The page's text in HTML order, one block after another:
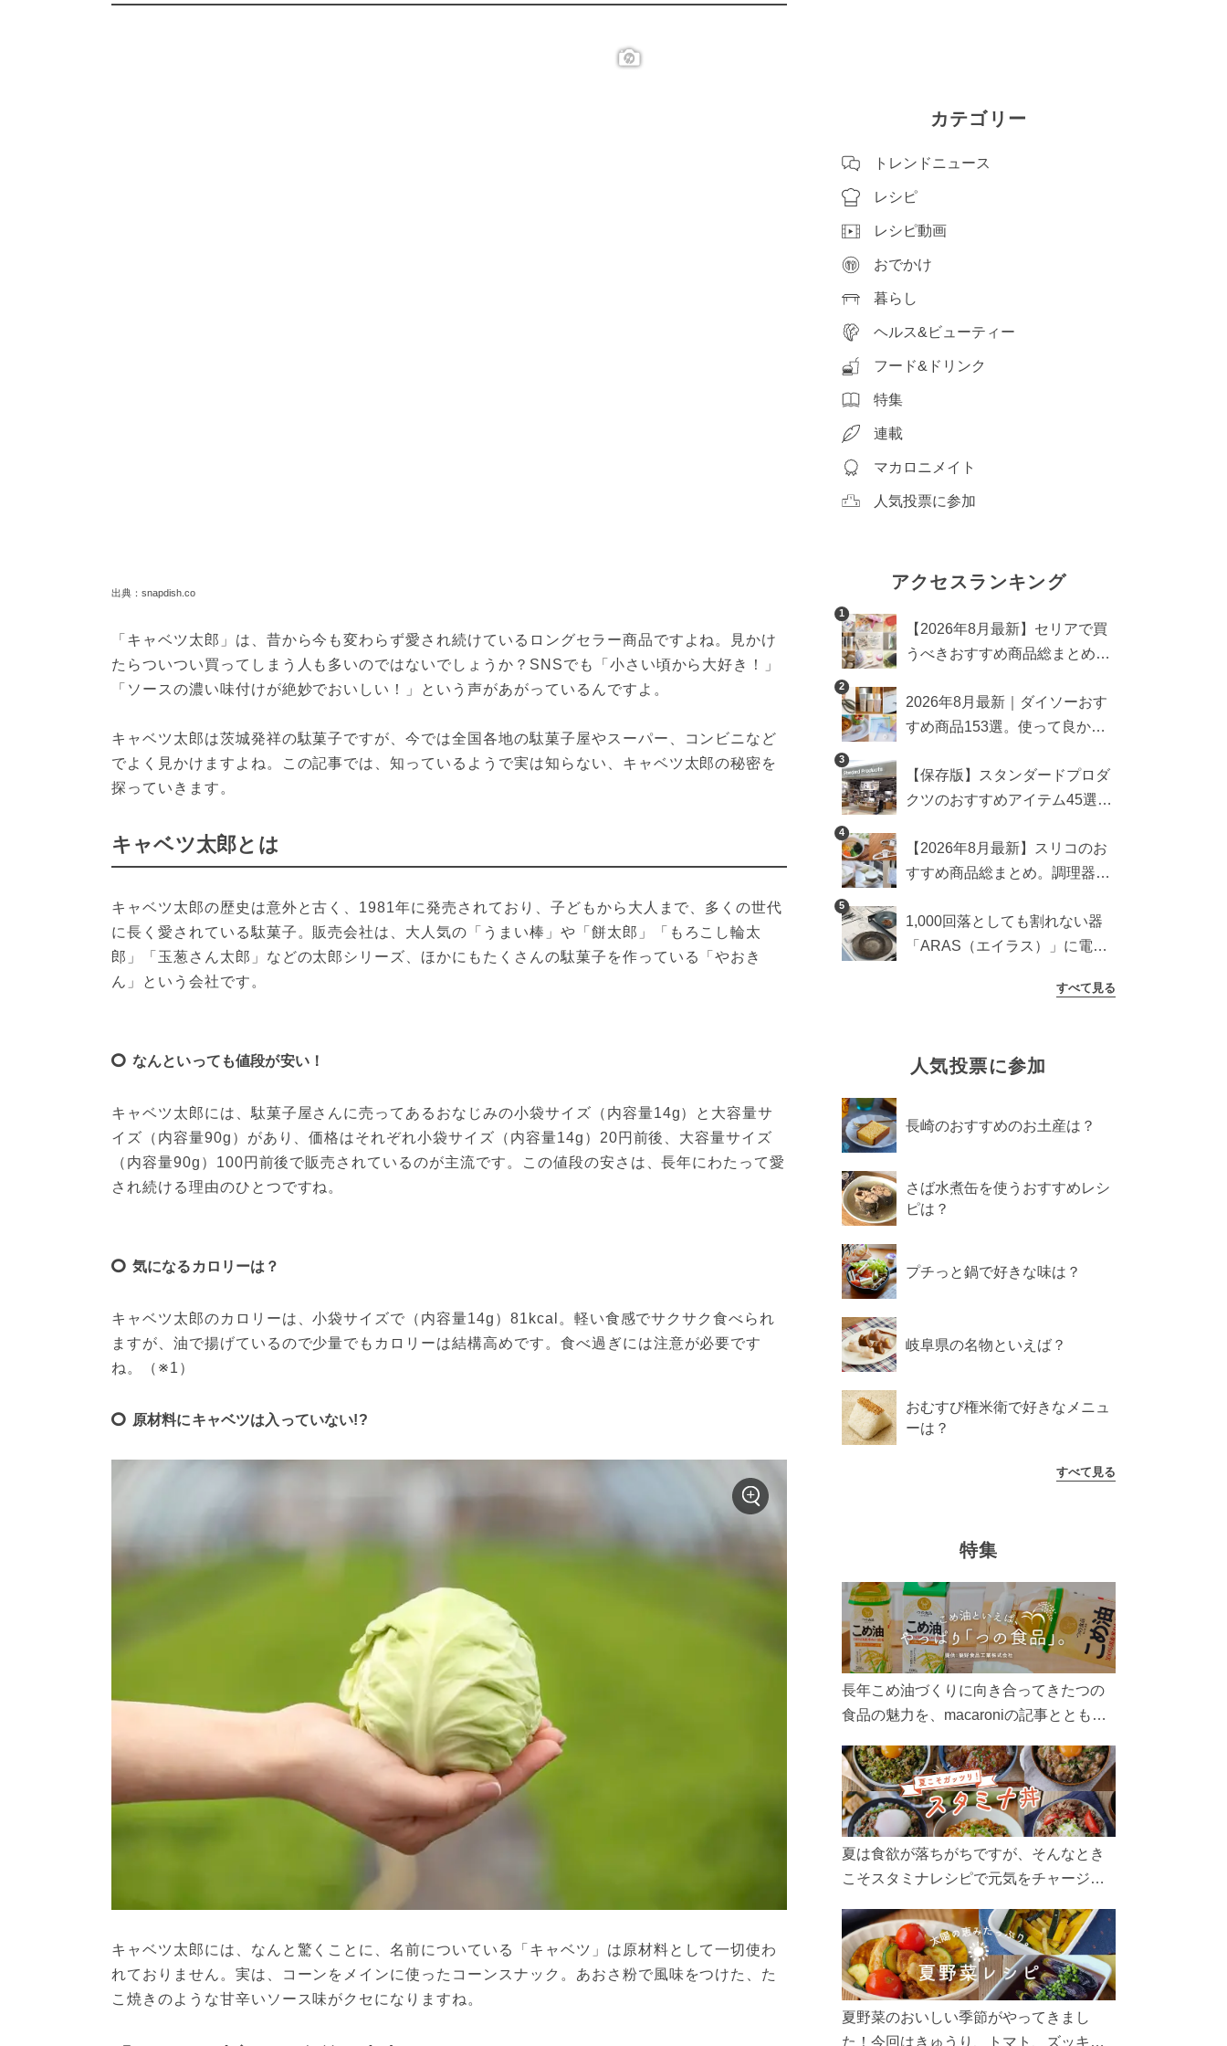
出典：snapdish.co
「キャベツ太郎」は、昔から今も変わらず愛され続けているロングセラー商品ですよね。見かけ
たらついつい買ってしまう人も多いのではないでしょうか？SNSでも「小さい頃から大好き！」
「ソースの濃い味付けが絶妙でおいしい！」という声があがっているんですよ。
キャベツ太郎は茨城発祥の駄菓子ですが、今では全国各地の駄菓子屋やスーパー、コンビニなど
でよく見かけますよね。この記事では、知っているようで実は知らない、キャベツ太郎の秘密を
探っていきます。
キャベツ太郎とは
キャベツ太郎の歴史は意外と古く、1981年に発売されており、子どもから大人まで、多くの世代
に長く愛されている駄菓子。販売会社は、大人気の「うまい棒」や「餅太郎」「もろこし輪太
郎」「玉葱さん太郎」などの太郎シリーズ、ほかにもたくさんの駄菓子を作っている「やおき
ん」という会社です。
なんといっても値段が安い！
キャベツ太郎には、駄菓子屋さんに売ってあるおなじみの小袋サイズ（内容量14g）と大容量サ
イズ（内容量90g）があり、価格はそれぞれ小袋サイズ（内容量14g）20円前後、大容量サイズ
（内容量90g）100円前後で販売されているのが主流です。この値段の安さは、長年にわたって愛
され続ける理由のひとつですね。
気になるカロリーは？
キャベツ太郎のカロリーは、小袋サイズで（内容量14g）81kcal。軽い食感でサクサク食べられ
ますが、油で揚げているので少量でもカロリーは結構高めです。食べ過ぎには注意が必要です
ね。（※1）
原材料にキャベツは入っていない!?
キャベツ太郎には、なんと驚くことに、名前についている「キャベツ」は原材料として一切使わ
れておりません。実は、コーンをメインに使ったコーンスナック。あおさ粉で風味をつけた、た
こ焼きのような甘辛いソース味がクセになりますね。
カテゴリー
トレンドニュース
レシピ
レシピ動画
おでかけ
暮らし
ヘルス&ビューティー
フード&ドリンク
特集
連載
マカロニメイト
人気投票に参加
アクセスランキング
1
【2026年8月最新】セリアで買
うべきおすすめ商品総まとめ。
2
2026年8月最新｜ダイソーおす
すめ商品153選。使って良かっ
3
【保存版】スタンダードプロダ
クツのおすすめアイテム45選。
4
【2026年8月最新】スリコのお
すすめ商品総まとめ。調理器具
5
1,000回落としても割れない器
「ARAS（エイラス）」に電子
すべて見る
人気投票に参加
長崎のおすすめのお土産は？
さば水煮缶を使うおすすめレシ
ピは？
プチっと鍋で好きな味は？
岐阜県の名物といえば？
おむすび権米衛で好きなメニュ
ーは？
すべて見る
特集
長年こめ油づくりに向き合ってきたつの
食品の魅力を、macaroniの記事とともに
ん、製造現場や品質へのこだわりまで。
こめ油をもっと好きになるコンテンツを
ぜひお楽しみください。
夏は食欲が落ちがちですが、そんなとき
こそスタミナレシピで元気をチャージ！
リ食べて、夏バテを吹き飛ばしましょ
う！
夏野菜のおいしい季節がやってきまし
た！今回はきゅうり、トマト、ズッキー